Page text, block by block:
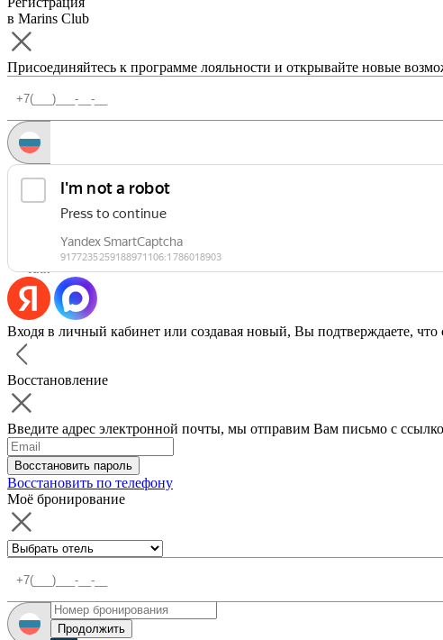
в Marins Club
Присоединяйтесь к программе лояльности и открывайте новые
Запросить код
Уже есть аккаунт?Войти
Или
Входя в личный кабинет или создавая новый, Вы подтверждаете, что
Восстановление
Введите адрес электронной почты, мы отправим Вам письмо с
Восстановить пароль
Восстановить по телефону
Моё бронирование
Продолжить